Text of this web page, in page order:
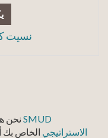
نسيت
نحن
الاستراتيجي الخاص بك